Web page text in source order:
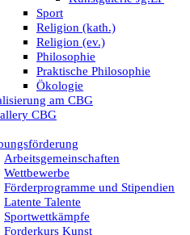
Sport
Religion (kath.)
Religion (ev.)
Philosophie
Praktische Philosophie
Ökologie
am CBG
CBG
Arbeitsgemeinschaften
Wettbewerbe
Förderprogramme und Stipendien
Latente Talente
Sportwettkämpfe
Forderkurs Kunst